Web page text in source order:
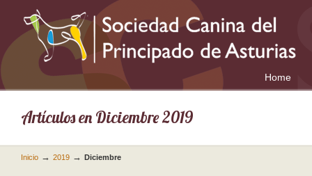
Home
Artículos en Diciembre 2019
Inicio → 2019 → Diciembre